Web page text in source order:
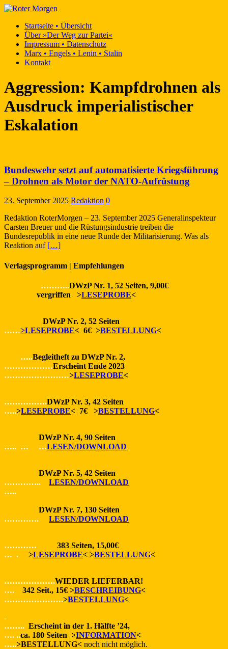
Startseite • Übersicht
Über »Der Weg zur Partei«
Impressum • Datenschutz
Marx • Engels • Lenin • Stalin
Kontakt
Aggression: Kampfdrohnen als
Ausdruck imperialistischer
Eskalation
Bundeswehr setzt auf automatisierte Kriegsführung
– Drohnen als Motor der NATO-Aufrüstung
23. September 2025 Redaktion 0
Redaktion RoterMorgen – 23. September 2025 Generalinspekteur
Carsten Breuer und die Rüstungsindustrie treiben die
Bundesrepublik in eine neue Runde der Militarisierung. Was als
Reaktion auf […]
Verlagsprogramm | Empfehlungen
………..DWzP Nr. 1, 52 Seiten, 9,00€
vergriffen >LESEPROBE<
DWzP Nr. 2, 52 Seiten
……>LESEPROBE< 6€ >BESTELLUNG<
…..Begleitheft zu DWzP Nr. 2,
………………Erscheint Ende 2023
……………………>LESEPROBE<
…………….DWzP Nr. 3, 42 Seiten
…..>LESEPROBE< 7€ >BESTELLUNG<
DWzP Nr. 4, 90 Seiten
….. … …LESEN/DOWNLOAD
DWzP Nr. 5, 42 Seiten
………….. LESEN/DOWNLOAD
…..
DWzP Nr. 7, 130 Seiten
…………. LESEN/DOWNLOAD
………… 383 Seiten, 15,00€
… . >LESEPROBE< >BESTELLUNG<
……………….WIEDER LIEFERBAR!
…. 342 Seit., 15€ >BESCHREIBUNG<
………………….>BESTELLUNG<
.
…….. Erscheint in der 1. Hälfte ’24,
…. ..ca. 180 Seiten >INFORMATION<
…..>BESTELLUNG< noch nicht möglich.